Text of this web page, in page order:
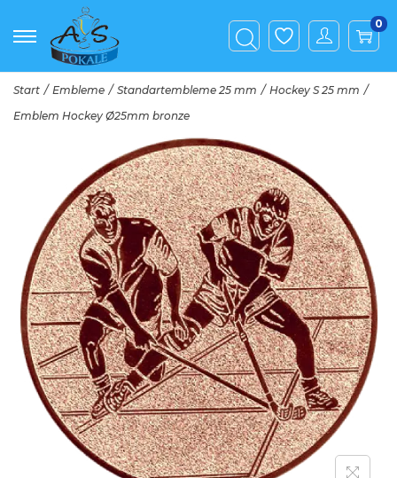
0
Start / Embleme / Standartembleme 25 mm / Hockey S 25 mm /
Emblem Hockey Ø25mm bronze